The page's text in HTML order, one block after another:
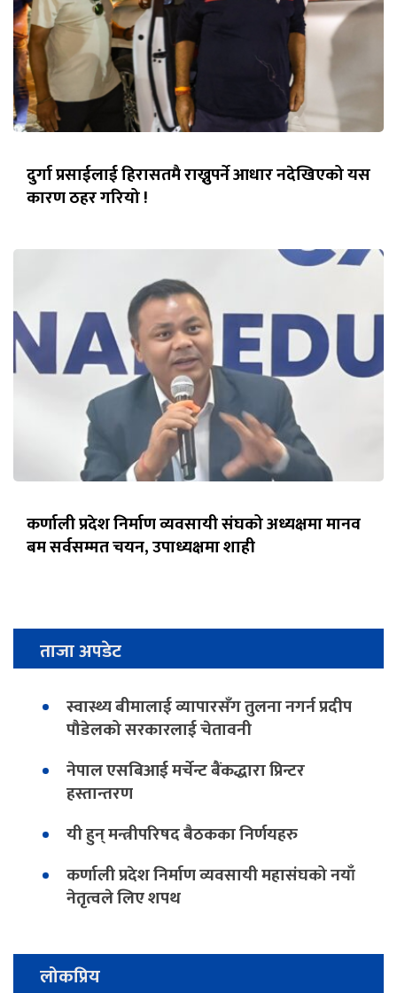
दुर्गा प्रसाईलाई हिरासतमै राख्नुपर्ने आधार नदेखिएको यस
कारण ठहर गरियो !
कर्णाली प्रदेश निर्माण व्यवसायी संघको अध्यक्षमा मानव
बम सर्वसम्मत चयन, उपाध्यक्षमा शाही
ताजा अपडेट
स्वास्थ्य बीमालाई व्यापारसँग तुलना नगर्न प्रदीप
पौडेलको सरकारलाई चेतावनी
नेपाल एसबिआई मर्चेन्ट बैंकद्धारा प्रिन्टर
हस्तान्तरण
यी हुन् मन्त्रीपरिषद बैठकका निर्णयहरु
कर्णाली प्रदेश निर्माण व्यवसायी महासंघको नयाँ
नेतृत्वले लिए शपथ
लोकप्रिय